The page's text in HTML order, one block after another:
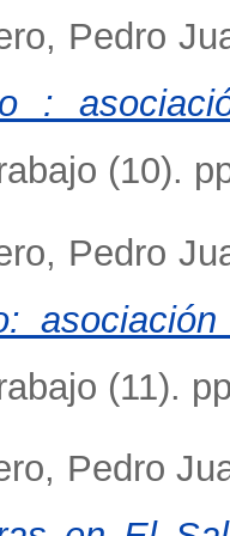
Pedro
:
(10).
Pedro
(11).
Pedro